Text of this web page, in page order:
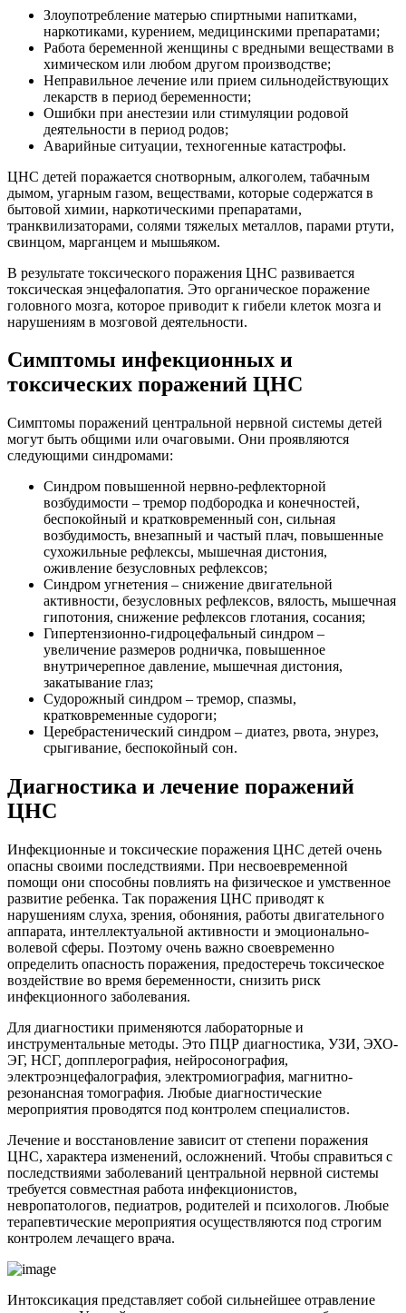
Злоупотребление матерью спиртными напитками,
наркотиками, курением, медицинскими препаратами;
Работа беременной женщины с вредными веществами в
химическом или любом другом производстве;
Неправильное лечение или прием сильнодействующих
лекарств в период беременности;
Ошибки при анестезии или стимуляции родовой
деятельности в период родов;
Аварийные ситуации, техногенные катастрофы.
ЦНС детей поражается снотворным, алкоголем, табачным
дымом, угарным газом, веществами, которые содержатся в
бытовой химии, наркотическими препаратами,
транквилизаторами, солями тяжелых металлов, парами ртути,
свинцом, марганцем и мышьяком.
В результате токсического поражения ЦНС развивается
токсическая энцефалопатия. Это органическое поражение
головного мозга, которое приводит к гибели клеток мозга и
нарушениям в мозговой деятельности.
Симптомы инфекционных и
токсических поражений ЦНС
Симптомы поражений центральной нервной системы детей
могут быть общими или очаговыми. Они проявляются
следующими синдромами:
Синдром повышенной нервно-рефлекторной
возбудимости – тремор подбородка и конечностей,
беспокойный и кратковременный сон, сильная
возбудимость, внезапный и частый плач, повышенные
сухожильные рефлексы, мышечная дистония,
оживление безусловных рефлексов;
Синдром угнетения – снижение двигательной
активности, безусловных рефлексов, вялость, мышечная
гипотония, снижение рефлексов глотания, сосания;
Гипертензионно-гидроцефальный синдром –
увеличение размеров родничка, повышенное
внутричерепное давление, мышечная дистония,
закатывание глаз;
Судорожный синдром – тремор, спазмы,
кратковременные судороги;
Церебрастенический синдром – диатез, рвота, энурез,
срыгивание, беспокойный сон.
Диагностика и лечение поражений
ЦНС
Инфекционные и токсические поражения ЦНС детей очень
опасны своими последствиями. При несвоевременной
помощи они способны повлиять на физическое и умственное
развитие ребенка. Так поражения ЦНС приводят к
нарушениям слуха, зрения, обоняния, работы двигательного
аппарата, интеллектуальной активности и эмоционально-
волевой сферы. Поэтому очень важно своевременно
определить опасность поражения, предостеречь токсическое
воздействие во время беременности, снизить риск
инфекционного заболевания.
Для диагностики применяются лабораторные и
инструментальные методы. Это ПЦР диагностика, УЗИ, ЭХО-
ЭГ, НСГ, допплерография, нейросонография,
электроэнцефалография, электромиография, магнитно-
резонансная томография. Любые диагностические
мероприятия проводятся под контролем специалистов.
Лечение и восстановление зависит от степени поражения
ЦНС, характера изменений, осложнений. Чтобы справиться с
последствиями заболеваний центральной нервной системы
требуется совместная работа инфекционистов,
невропатологов, педиатров, родителей и психологов. Любые
терапевтические мероприятия осуществляются под строгим
контролем лечащего врача.
Интоксикация представляет собой сильнейшее отравление